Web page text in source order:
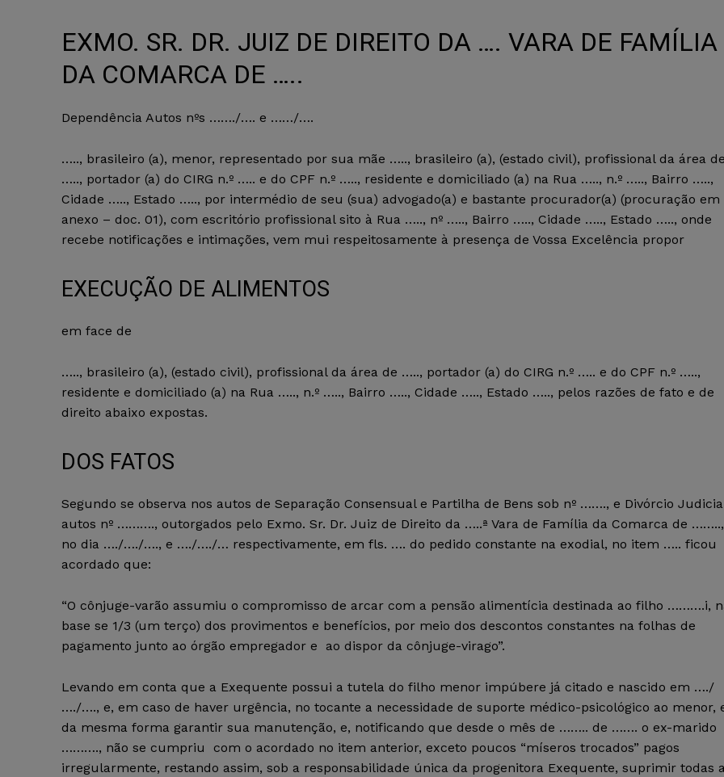
EXMO. SR. DR. JUIZ DE DIREITO DA …. VARA DE FAMÍLIA
DA COMARCA DE …..
Dependência Autos nºs ……./…. e ……/….
….., brasileiro (a), menor, representado por sua mãe ….., brasileiro (a), (estado civil), profissional da área
….., portador (a) do CIRG n.º ….. e do CPF n.º ….., residente e domiciliado (a) na Rua ….., n.º ….., Bairro …..,
Cidade ….., Estado ….., por intermédio de seu (sua) advogado(a) e bastante procurador(a) (procuração em
anexo – doc. 01), com escritório profissional sito à Rua ….., nº ….., Bairro ….., Cidade ….., Estado ….., onde
recebe notificações e intimações, vem mui respeitosamente à presença de Vossa Excelência propor
EXECUÇÃO DE ALIMENTOS
em face de
….., brasileiro (a), (estado civil), profissional da área de ….., portador (a) do CIRG n.º ….. e do CPF n.º …..,
residente e domiciliado (a) na Rua ….., n.º ….., Bairro ….., Cidade ….., Estado ….., pelos razões de fato e de
direito abaixo expostas.
DOS FATOS
Segundo se observa nos autos de Separação Consensual e Partilha de Bens sob nº ……., e Divórcio
autos nº ………., outorgados pelo Exmo. Sr. Dr. Juiz de Direito da …..ª Vara de Família da Comarca de ……..,
no dia …./…./…., e …./…./… respectivamente, em fls. …. do pedido constante na exodial, no item ….. ficou
acordado que:
“O cônjuge-varão assumiu o compromisso de arcar com a pensão alimentícia destinada ao filho ……….i,
base se 1/3 (um terço) dos provimentos e benefícios, por meio dos descontos constantes na folhas de
pagamento junto ao órgão empregador e ao dispor da cônjuge-virago”.
Levando em conta que a Exequente possui a tutela do filho menor impúbere já citado e nascido em …./
…./…., e, em caso de haver urgência, no tocante a necessidade de suporte médico-psicológico ao menor,
da mesma forma garantir sua manutenção, e, notificando que desde o mês de …….. de ……. o ex-marido
………., não se cumpriu com o acordado no item anterior, exceto poucos “míseros trocados” pagos
irregularmente, restando assim, sob a responsabilidade única da progenitora Exequente, suprimir todas